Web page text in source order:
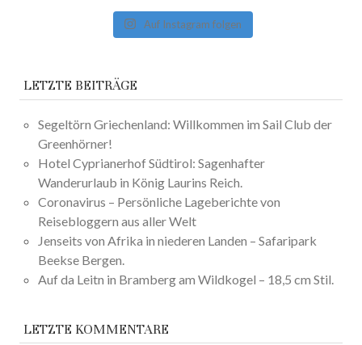
Auf Instagram folgen
LETZTE BEITRÄGE
Segeltörn Griechenland: Willkommen im Sail Club der
Greenhörner!
Hotel Cyprianerhof Südtirol: Sagenhafter
Wanderurlaub in König Laurins Reich.
Coronavirus – Persönliche Lageberichte von
Reisebloggern aus aller Welt
Jenseits von Afrika in niederen Landen – Safaripark
Beekse Bergen.
Auf da Leitn in Bramberg am Wildkogel – 18,5 cm Stil.
LETZTE KOMMENTARE